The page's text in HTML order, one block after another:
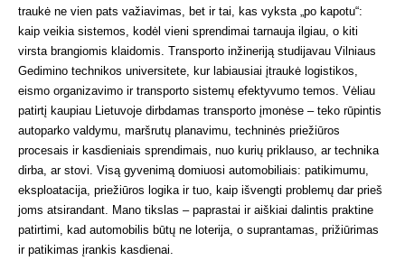
traukė ne vien pats važiavimas, bet ir tai, kas vyksta „po kapotu“:
kaip veikia sistemos, kodėl vieni sprendimai tarnauja ilgiau, o kiti
virsta brangiomis klaidomis. Transporto inžineriją studijavau Vilniaus
Gedimino technikos universitete, kur labiausiai įtraukė logistikos,
eismo organizavimo ir transporto sistemų efektyvumo temos. Vėliau
patirtį kaupiau Lietuvoje dirbdamas transporto įmonėse – teko rūpintis
autoparko valdymu, maršrutų planavimu, techninės priežiūros
procesais ir kasdieniais sprendimais, nuo kurių priklauso, ar technika
dirba, ar stovi. Visą gyvenimą domiuosi automobiliais: patikimumu,
eksploatacija, priežiūros logika ir tuo, kaip išvengti problemų dar prieš
joms atsirandant. Mano tikslas – paprastai ir aiškiai dalintis praktine
patirtimi, kad automobilis būtų ne loterija, o suprantamas, prižiūrimas
ir patikimas įrankis kasdienai.